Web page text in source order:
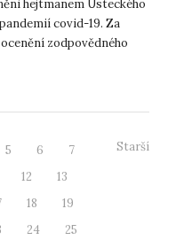
hejtmanem Ústeckého
covid-19. Za
zodpovědného
5 6
7
12
13
18
19
24
25
Starší